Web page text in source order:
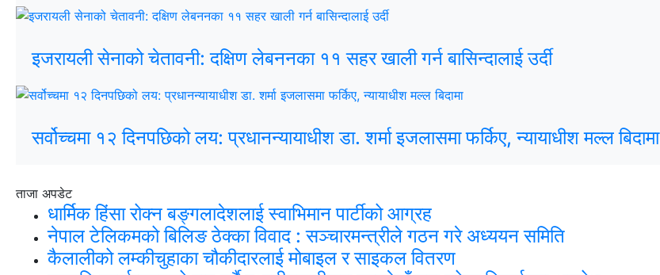
इजरायली सेनाको चेतावनी: दक्षिण लेबननका ११ सहर खाली गर्न बासिन्दालाई उर्दी
सर्वोच्चमा १२ दिनपछिको लय: प्रधानन्यायाधीश डा. शर्मा इजलासमा फर्किए, न्यायाधीश मल्ल बिदामा
ताजा अपडेट
धार्मिक हिंसा रोक्न बङ्गलादेशलाई स्वाभिमान पार्टीको आग्रह
नेपाल टेलिकमको बिलिङ ठेक्का विवाद : सञ्चारमन्त्रीले गठन गरे अध्ययन समिति
कैलालीको लम्कीचुहाका चौकीदारलाई मोबाइल र साइकल वितरण